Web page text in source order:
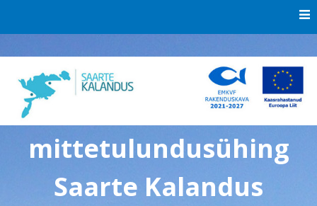
mittetulundusühing
Saarte Kalandus